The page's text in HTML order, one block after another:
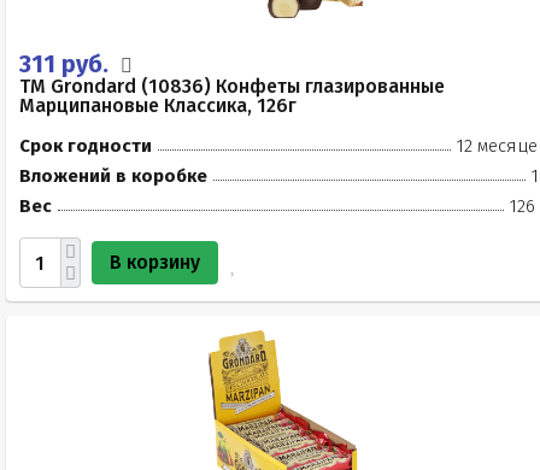
311 руб.
TM Grondard (10836) Конфеты глазированные
Марципановые Классика, 126г
Срок годности
12
Вложений в коробке
Вес
126
В корзину